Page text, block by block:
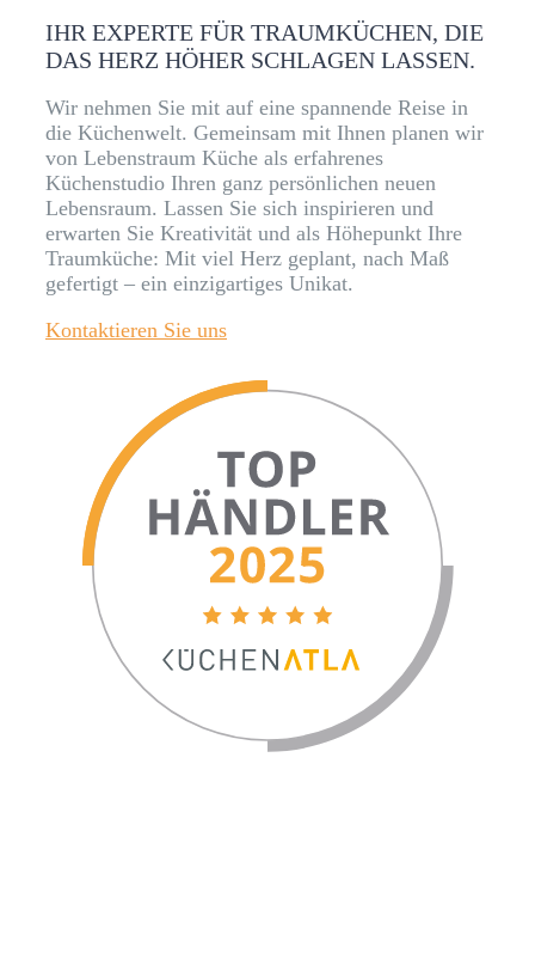
IHR EXPERTE FÜR TRAUMKÜCHEN, DIE
DAS HERZ HÖHER SCHLAGEN LASSEN.
Wir nehmen Sie mit auf eine spannende Reise in
die Küchenwelt. Gemeinsam mit Ihnen planen wir
von Lebenstraum Küche als erfahrenes
Küchenstudio Ihren ganz persönlichen neuen
Lebensraum. Lassen Sie sich inspirieren und
erwarten Sie Kreativität und als Höhepunkt Ihre
Traumküche: Mit viel Herz geplant, nach Maß
gefertigt – ein einzigartiges Unikat.
Kontaktieren Sie uns